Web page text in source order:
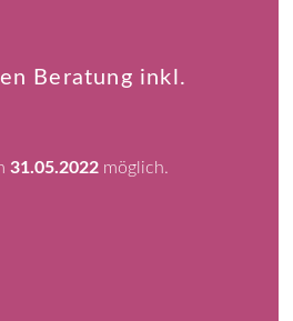
Beratung inkl.
31.05.2022 möglich.